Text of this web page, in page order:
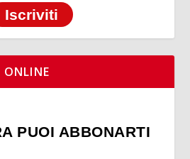
Iscriviti
PUOI ABBONARTI